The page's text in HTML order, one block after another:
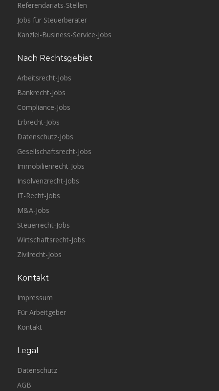
Referendariats-Stellen
Jobs für Steuerberater
Kanzlei-Business-Service-Jobs
Nach Rechtsgebiet
Arbeitsrecht-Jobs
Bankrecht-Jobs
Compliance-Jobs
Erbrecht-Jobs
Datenschutz-Jobs
Gesellschaftsrecht-Jobs
Immobilienrecht-Jobs
Insolvenzrecht-Jobs
IT-Recht-Jobs
M&A-Jobs
Steuerrecht-Jobs
Wirtschaftsrecht-Jobs
Zivilrecht-Jobs
Kontakt
Impressum
Für Arbeitgeber
Kontakt
Legal
Datenschutz
AGB